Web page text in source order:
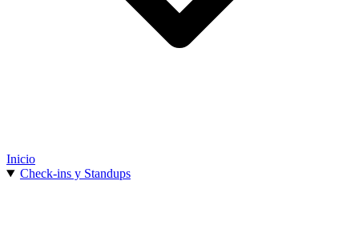
Inicio
Check-ins y Standups